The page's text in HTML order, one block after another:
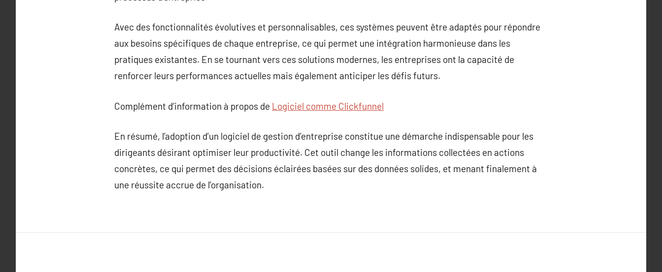
Avec des fonctionnalités évolutives et personnalisables, ces systèmes peuvent être adaptés pour répondre
aux besoins spécifiques de chaque entreprise, ce qui permet une intégration harmonieuse dans les
pratiques existantes. En se tournant vers ces solutions modernes, les entreprises ont la capacité de
renforcer leurs performances actuelles mais également anticiper les défis futurs.
Complément d’information à propos de Logiciel comme Clickfunnel
En résumé, l’adoption d’un logiciel de gestion d’entreprise constitue une démarche indispensable pour les
dirigeants désirant optimiser leur productivité. Cet outil change les informations collectées en actions
concrètes, ce qui permet des décisions éclairées basées sur des données solides, et menant finalement à
une réussite accrue de l’organisation.